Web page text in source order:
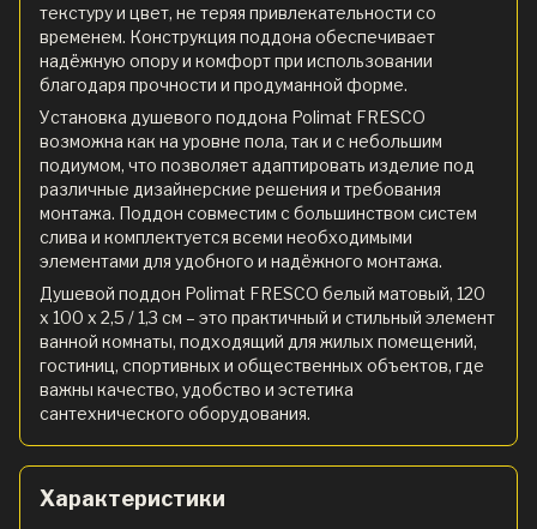
текстуру и цвет, не теряя привлекательности со
временем. Конструкция поддона обеспечивает
надёжную опору и комфорт при использовании
благодаря прочности и продуманной форме.
Установка душевого поддона Polimat FRESCO
возможна как на уровне пола, так и с небольшим
подиумом, что позволяет адаптировать изделие под
различные дизайнерские решения и требования
монтажа. Поддон совместим с большинством систем
слива и комплектуется всеми необходимыми
элементами для удобного и надёжного монтажа.
Душевой поддон Polimat FRESCO белый матовый, 120
x 100 х 2,5 / 1,3 см – это практичный и стильный элемент
ванной комнаты, подходящий для жилых помещений,
гостиниц, спортивных и общественных объектов, где
важны качество, удобство и эстетика
сантехнического оборудования.
Характеристики